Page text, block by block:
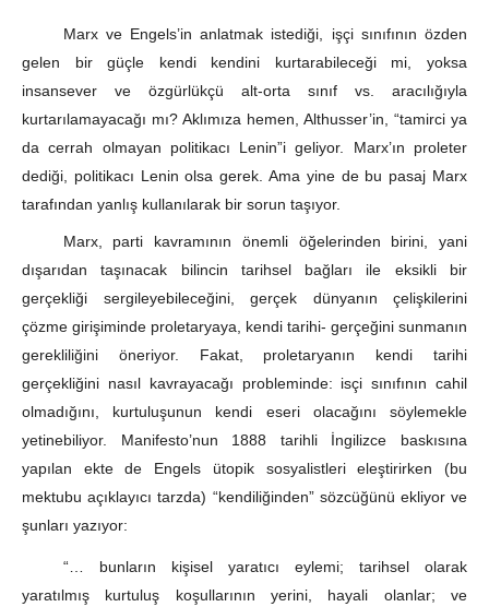
Marx ve Engels’in anlatmak istediği, işçi sınıfının özden
gelen bir güçle kendi kendini kurtarabileceği mi, yoksa
insansever ve özgürlükçü alt-orta sınıf vs. aracılığıyla
kurtarılamayacağı mı? Aklımıza hemen, Althusser’in, “tamirci ya
da cerrah olmayan politikacı Lenin”i geliyor. Marx’ın proleter
dediği, politikacı Lenin olsa gerek. Ama yine de bu pasaj Marx
tarafından yanlış kullanılarak bir sorun taşıyor.
Marx, parti kavramının önemli öğelerinden birini, yani
dışarıdan taşınacak bilincin tarihsel bağları ile eksikli bir
gerçekliği sergileyebileceğini, gerçek dünyanın çelişkilerini
çözme girişiminde proletaryaya, kendi tarihi- gerçeğini sunmanın
gerekliliğini öneriyor. Fakat, proletaryanın kendi tarihi
gerçekliğini nasıl kavrayacağı probleminde: isçi sınıfının cahil
olmadığını, kurtuluşunun kendi eseri olacağını söylemekle
yetinebiliyor. Manifesto’nun 1888 tarihli İngilizce baskısına
yapılan ekte de Engels ütopik sosyalistleri eleştirirken (bu
mektubu açıklayıcı tarzda) “kendiliğinden” sözcüğünü ekliyor ve
şunları yazıyor:
“… bunların kişisel yaratıcı eylemi; tarihsel olarak
yaratılmış kurtuluş koşullarının yerini, hayali olanlar; ve